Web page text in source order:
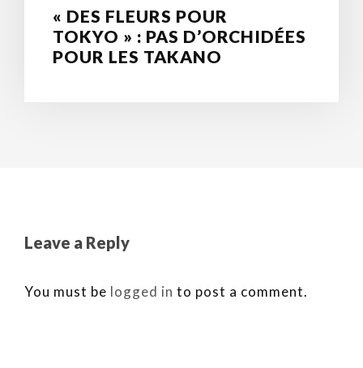
« DES FLEURS POUR
TOKYO » : PAS D’ORCHIDÉES
POUR LES TAKANO
Leave a Reply
You must be logged in to post a comment.